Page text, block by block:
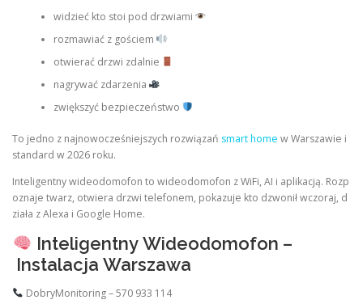
widzieć kto stoi pod drzwiami
rozmawiać z gościem
otwierać drzwi zdalnie
nagrywać zdarzenia
zwiększyć bezpieczeństwo
To jedno z najnowocześniejszych rozwiązań smart home w Warszawie i
standard w 2026 roku.
Inteligentny wideodomofon to wideodomofon z WiFi, AI i aplikacją. Rozp
oznaje twarz, otwiera drzwi telefonem, pokazuje kto dzwonił wczoraj, d
ziała z Alexa i Google Home.
Inteligentny Wideodomofon –
Instalacja Warszawa
DobryMonitoring – 570 933 114